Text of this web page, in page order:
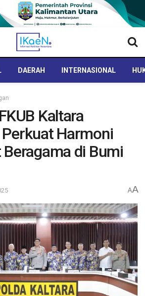
DAERAH INTERNASIONAL
Kaltara
Harmoni
di Bumi
AA